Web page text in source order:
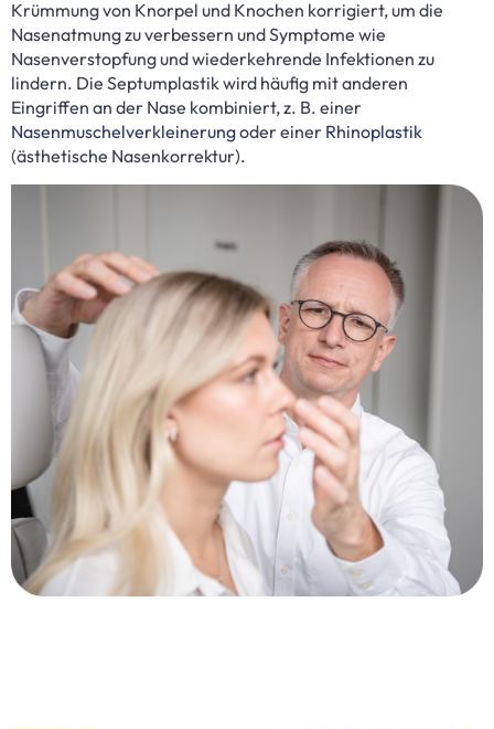
Krümmung von Knorpel und Knochen korrigiert, um die
Nasenatmung zu verbessern und Symptome wie
Nasenverstopfung und wiederkehrende Infektionen zu
lindern. Die Septumplastik wird häufig mit anderen
Eingriffen an der Nase kombiniert, z. B. einer
Nasenmuschelverkleinerungoder einer Rhinoplastik
(ästhetische Nasenkorrektur).